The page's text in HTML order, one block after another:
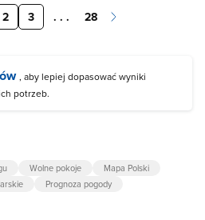
2 3 . . . 28
, aby lepiej dopasować wyniki
potrzeb.
Wolne pokoje
Mapa Polski
Prognoza pogody